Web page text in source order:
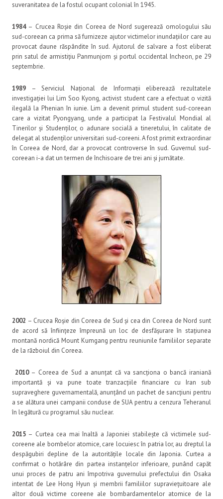
suveranitatea de la fostul ocupant colonial în 1945.
1984– Crucea Roșie din Coreea de Nord sugerează omologului său
sud-coreean ca prima să furnizeze ajutor victimelor inundațiilor care au
provocat daune răspândite în sud. Ajutorul de salvare a fost eliberat
prin satul de armistițiu Panmunjom și portul occidental Incheon, pe 29
septembrie.
1989 – Serviciul Național de Informații eliberează rezultatele
investigației lui Lim Soo Kyong, activist student care a efectuat o vizită
ilegală la Phenian în iunie. Lim a devenit primul student sud-coreean
care a vizitat Pyongyang, unde a participat la Festivalul Mondial al
Tinerilor și Studenților, o adunare socială a tineretului, în calitate de
delegat al studenților universitari sud-coreeni. A fost primit extraordinar
în Coreea de Nord, dar a provocat controverse în sud. Guvernul sud-
coreean i-a dat un termen de închisoare de trei ani și jumătate.
2002 – Crucea Roșie din Coreea de Sud și cea din Coreea de Nord sunt
de acord să înființeze împreună un loc de desfășurare în stațiunea
montană nordică Mount Kumgang pentru reuniunile familiilor separate
de la războiul din Coreea.
2010– Coreea de Sud a anunțat că va sancționa o bancă iraniană
importantă și va pune toate tranzacțiile financiare cu Iran sub
supraveghere guvernamentală, anunțând un pachet de sancțiuni pentru
a se alătura unei campanii conduse de SUA pentru a cenzura Teheranul
în legătură cu programul său nuclear.
2015 – Curtea cea mai înaltă a Japoniei stabilește că victimele sud-
coreene ale bombelor atomice, care locuiesc în patria lor, au dreptul la
despăgubiri depline de la autoritățile locale din Japonia. Curtea a
confirmat o hotărâre din partea instanțelor inferioare, punând capăt
unui proces de patru ani împotriva guvernului prefectului din Osaka
intentat de Lee Hong Hyun și membrii familiilor supraviețuitoare ale
altor două victime coreene ale bombardamentelor atomice de la